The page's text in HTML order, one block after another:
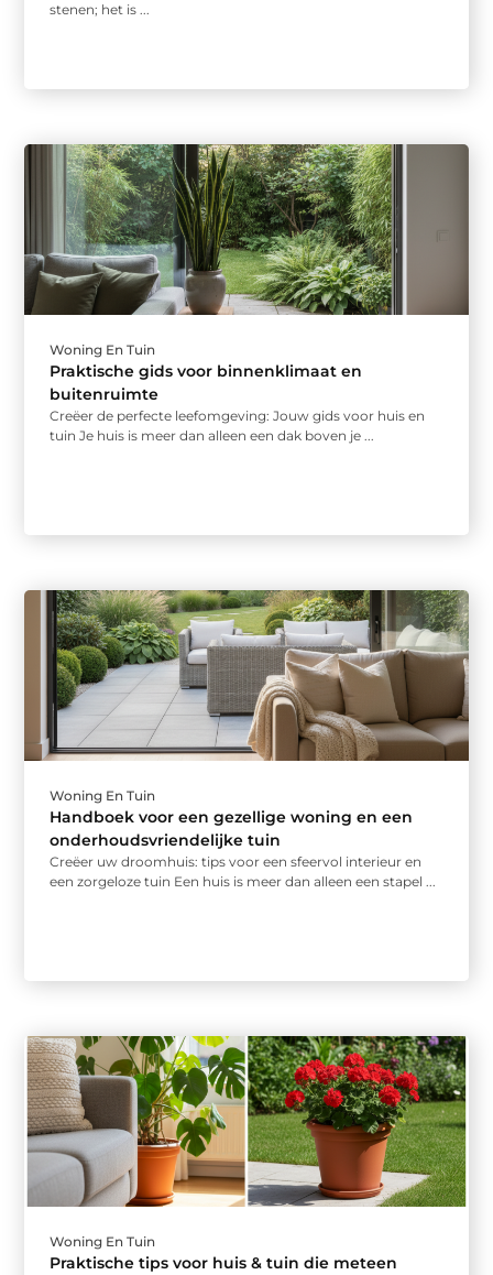
stenen; het is ...
Woning En Tuin
Praktische gids voor binnenklimaat en
buitenruimte
Creëer de perfecte leefomgeving: Jouw gids voor huis en
tuin Je huis is meer dan alleen een dak boven je ...
Woning En Tuin
Handboek voor een gezellige woning en een
onderhoudsvriendelijke tuin
Creëer uw droomhuis: tips voor een sfeervol interieur en
een zorgeloze tuin Een huis is meer dan alleen een stapel ...
Woning En Tuin
Praktische tips voor huis & tuin die meteen